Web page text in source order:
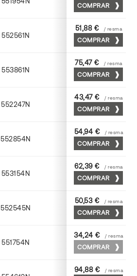
COMPRAR
552561N 63 x 88
51,88 € / resma
COMPRAR
553861N 63 x 88
75,47 € / resma
COMPRAR
552247N 45 x 64
43,47 € / resma
COMPRAR
552854N 52 x 70
54,94 € / resma
COMPRAR
553154N 52 x 70
62,39 € / resma
COMPRAR
552545N 45 x 64
50,53 € / resma
COMPRAR
551754N 52 x 70
34,24 € / resma
COMPRAR
94,88 € / resma